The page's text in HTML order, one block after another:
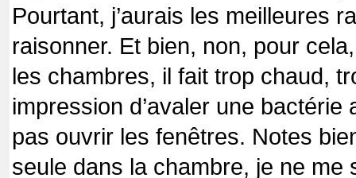
Pourtant, j’aurais les meilleures
raisonner. Et bien, non, pour
les chambres, il fait trop chaud,
impression d’avaler une bactérie
pas ouvrir les fenêtres. Notes
seule dans la chambre, je ne me